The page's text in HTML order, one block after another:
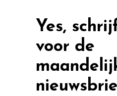
Yes,
voor de